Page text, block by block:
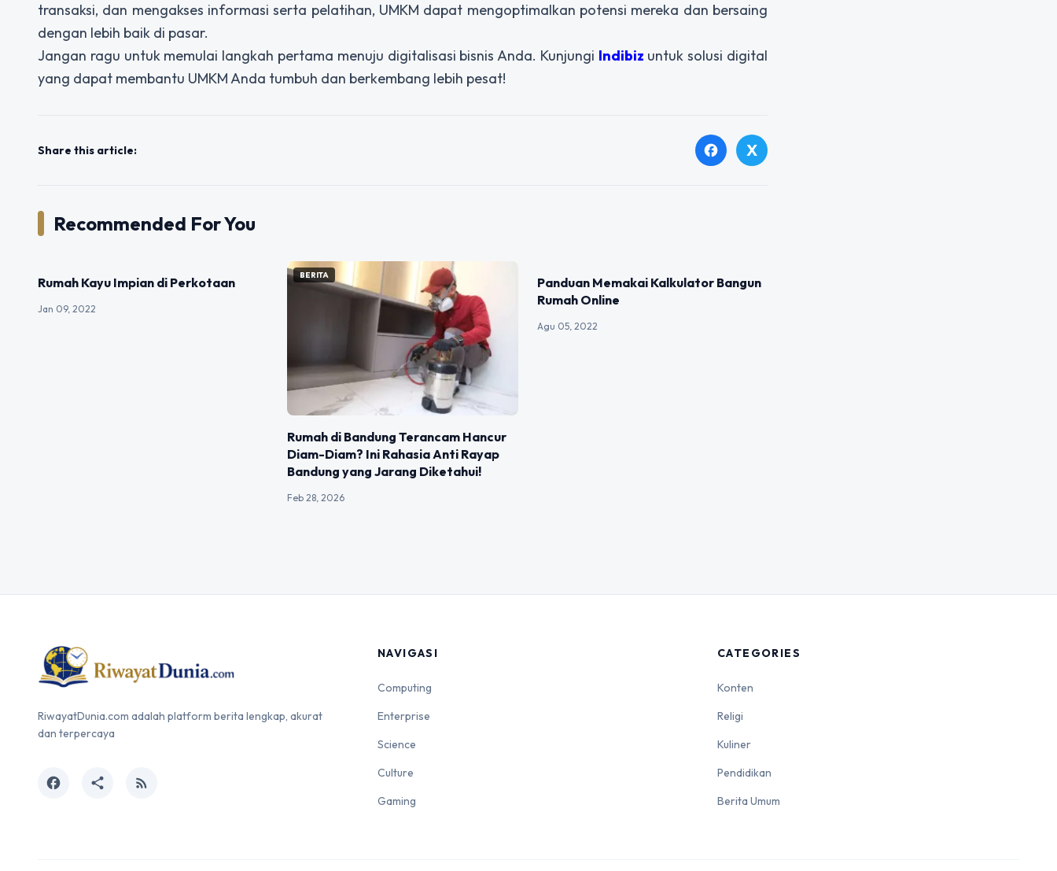
transaksi, dan mengakses informasi serta pelatihan, UMKM dapat mengoptimalkan potensi mereka dan bersaing
dengan lebih baik di pasar.
Jangan ragu untuk memulai langkah pertama menuju digitalisasi bisnis Anda. Kunjungi Indibiz untuk solusi digital
yang dapat membantu UMKM Anda tumbuh dan berkembang lebih pesat!
Share this article: facebook X
Recommended For You
Rumah Kayu Impian di Perkotaan
Jan 09, 2022
BERITA
Rumah di Bandung Terancam Hancur
Diam-Diam? Ini Rahasia Anti Rayap
Bandung yang Jarang Diketahui!
Feb 28, 2026
Panduan Memakai Kalkulator Bangun
Rumah Online
Agu 05, 2022
RiwayatDunia.com adalah platform berita lengkap, akurat
dan terpercaya
facebook share rss_feed
NAVIGASI
Computing
Enterprise
Science
Culture
Gaming
CATEGORIES
Konten
Religi
Kuliner
Pendidikan
Berita Umum